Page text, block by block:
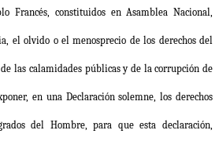
Francés, constituidos en Asamblea Nacional,
el olvido o el menosprecio de los derechos del
las calamidades públicas y de la corrupción de
en una Declaración solemne, los derechos
del Hombre, para que esta declaración,